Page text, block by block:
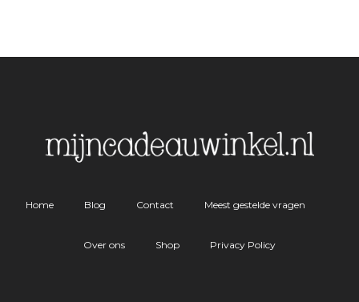
Home Blog Contact Meest gestelde vragen
Over ons Shop Privacy Policy